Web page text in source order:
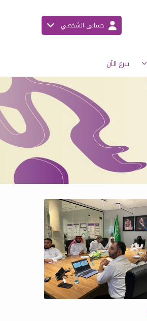
حسابي الشخصي
تبرع الآن